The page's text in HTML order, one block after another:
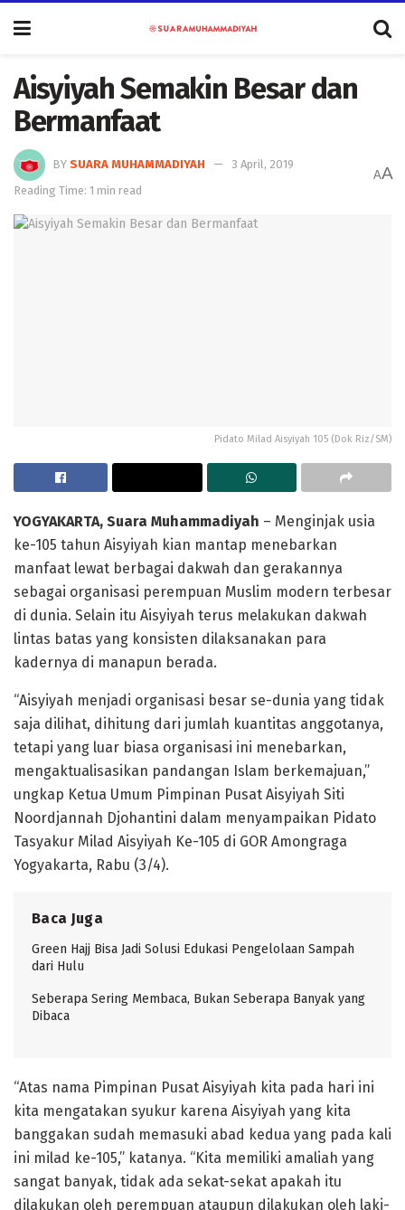
Aisyiyah Semakin Besar dan
Bermanfaat
BY SUARA MUHAMMADIYAH
3 April, 2019
Reading Time: 1 min read
AA
Pidato Milad Aisyiyah 105 (Dok Riz/SM)
YOGYAKARTA, Suara Muhammadiyah – Menginjak usia
ke-105 tahun Aisyiyah kian mantap menebarkan
manfaat lewat berbagai dakwah dan gerakannya
sebagai organisasi perempuan Muslim modern terbesar
di dunia. Selain itu Aisyiyah terus melakukan dakwah
lintas batas yang konsisten dilaksanakan para
kadernya di manapun berada.
“Aisyiyah menjadi organisasi besar se-dunia yang tidak
saja dilihat, dihitung dari jumlah kuantitas anggotanya,
tetapi yang luar biasa organisasi ini menebarkan,
mengaktualisasikan pandangan Islam berkemajuan,”
ungkap Ketua Umum Pimpinan Pusat Aisyiyah Siti
Noordjannah Djohantini dalam menyampaikan Pidato
Tasyakur Milad Aisyiyah Ke-105 di GOR Amongraga
Yogyakarta, Rabu (3/4).
Baca Juga
Green Hajj Bisa Jadi Solusi Edukasi Pengelolaan Sampah
dari Hulu
Seberapa Sering Membaca, Bukan Seberapa Banyak yang
Dibaca
“Atas nama Pimpinan Pusat Aisyiyah kita pada hari ini
kita mengatakan syukur karena Aisyiyah yang kita
banggakan sudah memasuki abad kedua yang pada kali
ini milad ke-105,” katanya. “Kita memiliki amaliah yang
sangat banyak, tidak ada sekat-sekat apakah itu
dilakukan oleh perempuan ataupun dilakukan oleh laki-